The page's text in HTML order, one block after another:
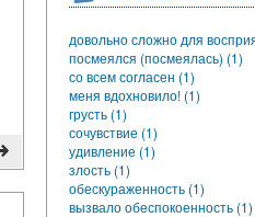
довольно сложно для
посмеялся (посмеялась) (1)
со всем согласен (1)
меня вдохновило! (1)
грусть (1)
сочувствие (1)
удивление (1)
злость (1)
обескураженность (1)
вызвало обеспокоенность (1)